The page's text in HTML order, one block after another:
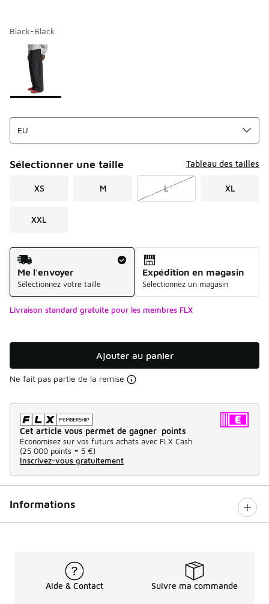
Black-Black
Page 1 sur 1 affichant 1 à 1 des 1 couleurs.
Merci de sélectionner un style
Sélectionner une taille Tableau des tailles
XS M L XL
XXL
Mode d'expédition
Me l'envoyer
Sélectionnez votre taille
Expédition en magasin
Sélectionnez un magasin
Livraison standard gratuite pour les membres FLX
Ajouter au panier
Ne fait pas partie de la remise
Cet article vous permet de gagner points
Économisez sur vos futurs achats avec FLX Cash.
(25 000 points = 5 €)
Inscrivez-vous gratuitement
Informations
Aide & Contact Suivre ma commande